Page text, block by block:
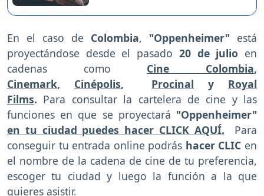
En el caso de Colombia, "Oppenheimer" está
proyectándose desde el pasado 20 de julio en
cadenas como Cine Colombia,
Cinemark, Cinépolis, Procinal y Royal
Films. Para consultar la cartelera de cine y las
funciones en que se proyectará "Oppenheimer"
en tu ciudad puedes hacer CLICK AQUÍ.
Para
conseguir tu entrada online podrás hacer CLIC en
el nombre de la cadena de cine de tu preferencia,
escoger tu ciudad y luego la función a la que
quieres asistir.